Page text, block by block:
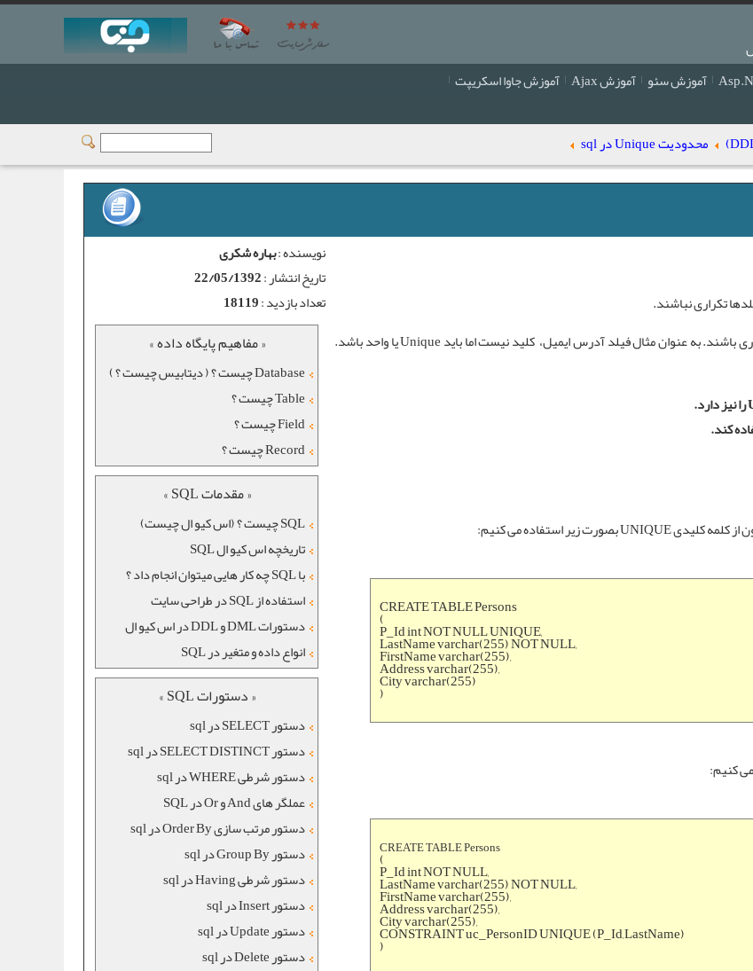
آموزش سئو آموزش Ajax آموزش جاوا اسکریپت
محدودیت Unique در sql
تکراری نباشند.
باشند. به عنوان مثال فیلد آدرس ایمیل، کلید نیست اما بایدUniqueیا واحد باشد.
را نیز دارد.
کند.
کلمه کلیدی UNIQUE بصورت زیر استفاده می کنیم:
CREATE TABLE Persons
(
P_Id int NOT NULL UNIQUE,
LastName varchar(255) NOT NULL,
FirstName varchar(255),
Address varchar(255),
City varchar(255)
)
CREATE TABLE Persons
(
P_Id int NOT NULL,
LastName varchar(255) NOT NULL,
FirstName varchar(255),
Address varchar(255),
City varchar(255),
CONSTRAINT uc_PersonID UNIQUE (P_Id,LastName)
)
نویسنده :بهاره شکری
تاریخ انتشار :22/05/1392
تعداد بازدید :18119
« مفاهیم پایگاه داده »
Database چیست ؟ ( دیتابیس چیست ؟ )
Table چیست ؟
Field چیست ؟
Record چیست ؟
« مقدمات SQL »
SQL چیست ؟ (اس کیو ال چیست)
تاریخچه اس کیو ال SQL
با SQL چه کار هایی میتوان انجام داد ؟
استفاده از SQL در طراحی سایت
دستورات DML و DDL در اس کیو ال
انواع داده و متغیر در SQL
« دستورات SQL »
دستور SELECT در sql
دستور SELECT DISTINCT در sql
دستور شرطی WHERE در sql
عملگر های And و Or در SQL
دستور مرتب سازی Order By در sql
دستور Group By در sql
دستور شرطی Having در sql
دستور Insert در sql
دستور Update در sql
دستور Delete در sql